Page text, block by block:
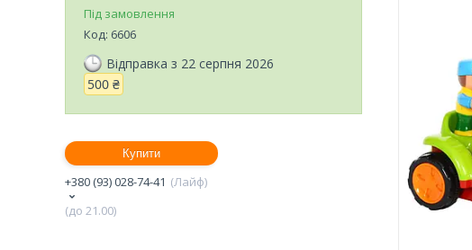
Під замовлення
Код: 6606
Відправка з 22 серпня 2026
500 ₴
Купити
+380 (93) 028-74-41
Лайф
(до 21.00)